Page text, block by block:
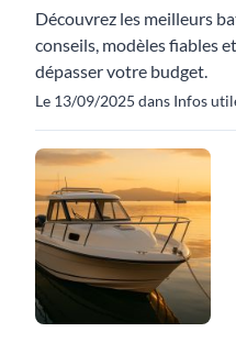
Découvrez les meilleurs
conseils, modèles fiables
dépasser votre budget.
Le 13/09/2025 dans Infos